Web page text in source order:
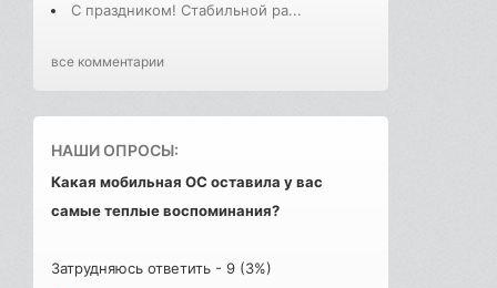
С праздником! Стабильной ра...
все комментарии
НАШИ ОПРОСЫ:
Какая мобильная ОС оставила у вас
самые теплые воспоминания?
Затрудняюсь ответить - 9 (3%)